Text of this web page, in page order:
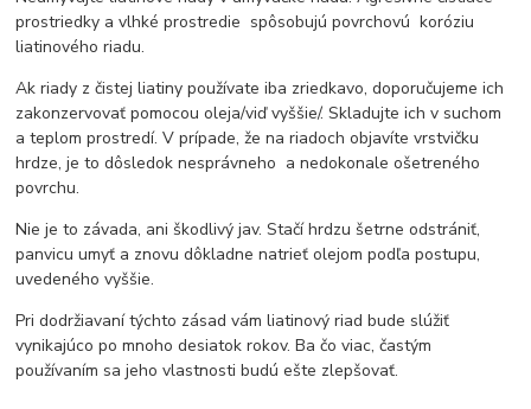
prostriedky a vlhké prostredie spôsobujú povrchovú koróziu
liatinového riadu.
Ak riady z čistej liatiny používate iba zriedkavo, doporučujeme ich
zakonzervovať pomocou oleja/viď vyššie/. Skladujte ich v suchom
a teplom prostredí. V prípade, že na riadoch objavíte vrstvičku
hrdze, je to dôsledok nesprávneho a nedokonale ošetreného
povrchu.
Nie je to závada, ani škodlivý jav. Stačí hrdzu šetrne odstrániť,
panvicu umyť a znovu dôkladne natrieť olejom podľa postupu,
uvedeného vyššie.
Pri dodržiavaní týchto zásad vám liatinový riad bude slúžiť
vynikajúco po mnoho desiatok rokov. Ba čo viac, častým
používaním sa jeho vlastnosti budú ešte zlepšovať.